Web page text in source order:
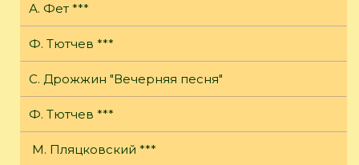
А. Фет ***
Ф. Тютчев ***
С. Дрожжин "Вечерняя песня"
Ф. Тютчев ***
М. Пляцковский ***